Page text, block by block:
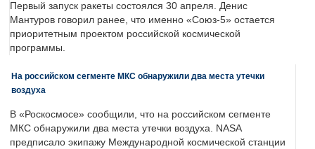
Первый запуск ракеты состоялся 30 апреля. Денис
Мантуров говорил ранее, что именно «Союз-5» остается
приоритетным проектом российской космической
программы.
На российском сегменте МКС обнаружили два места утечки
воздуха
В «Роскосмосе» сообщили, что на российском сегменте
МКС обнаружили два места утечки воздуха. NASA
предписало экипажу Международной космической станции